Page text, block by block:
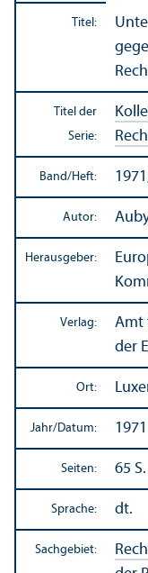
Titel:
Titel der
Serie:
Band/Heft:
Autor:
Herausgeber:
Verlag:
Amt
der
Ort:
Jahr/Datum: 1971
Seiten: 65 S.
Sprache: dt.
Sachgebiet: